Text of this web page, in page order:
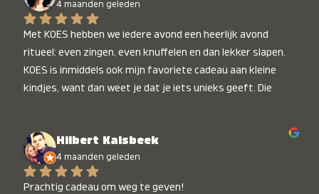
4 maanden geleden
Met KOES hebben we iedere avond een heerlijk avond
ritueel: even zingen, even knuffelen en dan lekker slapen.
KOES is inmiddels ook mijn favoriete cadeau aan kleine
kindjes, want dan weet je dat je iets unieks geeft. Die
Hilbert Kalsbeek
4 maanden geleden
Prachtig cadeau om weg te geven!